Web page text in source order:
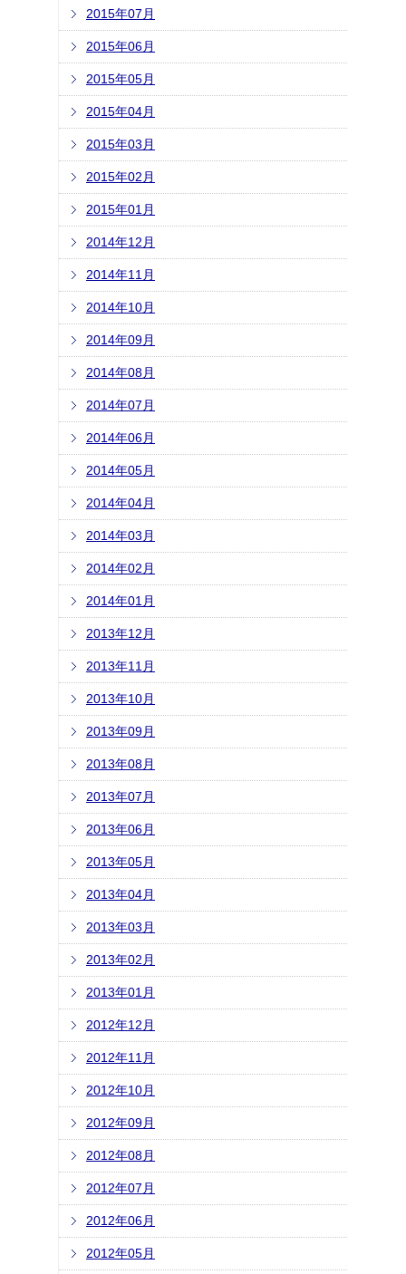
2015年07月
2015年06月
2015年05月
2015年04月
2015年03月
2015年02月
2015年01月
2014年12月
2014年11月
2014年10月
2014年09月
2014年08月
2014年07月
2014年06月
2014年05月
2014年04月
2014年03月
2014年02月
2014年01月
2013年12月
2013年11月
2013年10月
2013年09月
2013年08月
2013年07月
2013年06月
2013年05月
2013年04月
2013年03月
2013年02月
2013年01月
2012年12月
2012年11月
2012年10月
2012年09月
2012年08月
2012年07月
2012年06月
2012年05月